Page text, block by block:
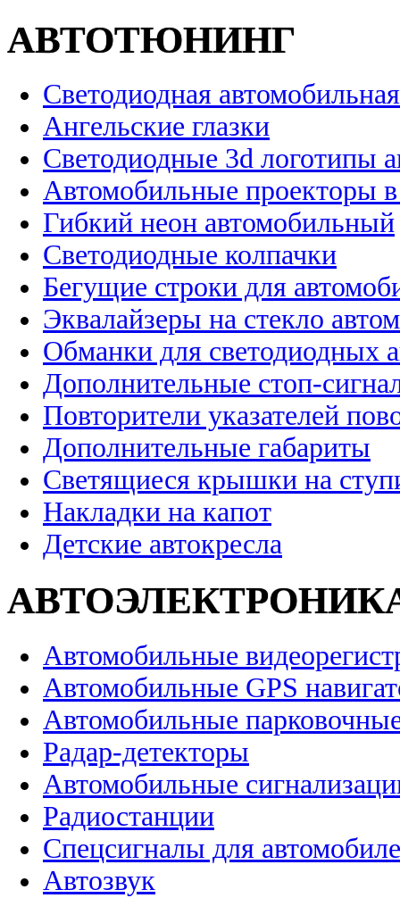
АВТОТЮНИНГ
Светодиодная
Ангельские глазки
Светодиодные 3d логотипы
Автомобильные проекторы
Гибкий неон автомобильный
Светодиодные колпачки
Бегущие строки для
Эквалайзеры на стекло
Обманки для светодиодных
Дополнительные стоп-
Повторители указателей
Дополнительные габариты
Светящиеся крышки на
Накладки на капот
Детские автокресла
Автомобильные
Автомобильные GPS
Автомобильные
Радар-детекторы
Автомобильные
Радиостанции
Спецсигналы для
Автозвук